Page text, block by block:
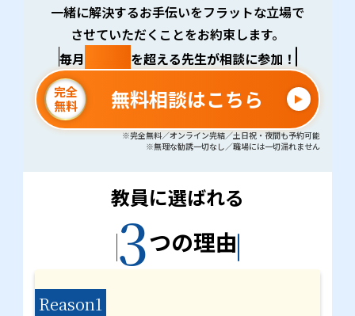
一緒に解決するお手伝いをフラットな立場で
させていただくことをお約束します。
毎月
を超える先生が相談に参加！
完全
無料
無料相談はこちら
※完全無料／オンライン完結／土日祝・夜間も予約可能
※無理な勧誘一切なし／職場には一切漏れません
教員に選ばれる
3つの理由
Reason1